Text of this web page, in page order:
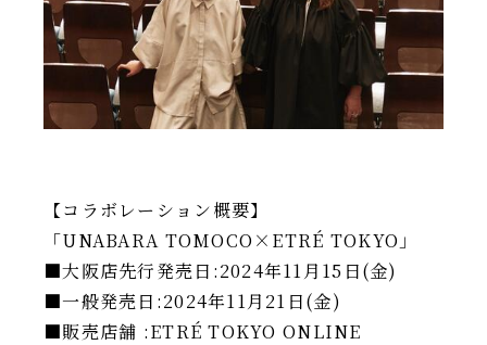
【コラボレーション概要】
「UNABARA TOMOCO×ETRÉ TOKYO」
■大阪店先行発売日:2024年11月15日(金)
■一般発売日:2024年11月21日(金)
■販売店舗 :ETRÉ TOKYO ONLINE